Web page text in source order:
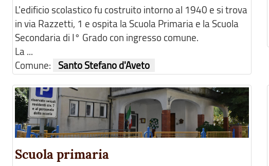
L'edificio scolastico fu costruito intorno al 1940 e si trova
in via Razzetti, 1 e ospita la Scuola Primaria e la Scuola
Secondaria di I° Grado con ingresso comune.
La ...
Comune:
Santo Stefano d'Aveto
Scuola primaria